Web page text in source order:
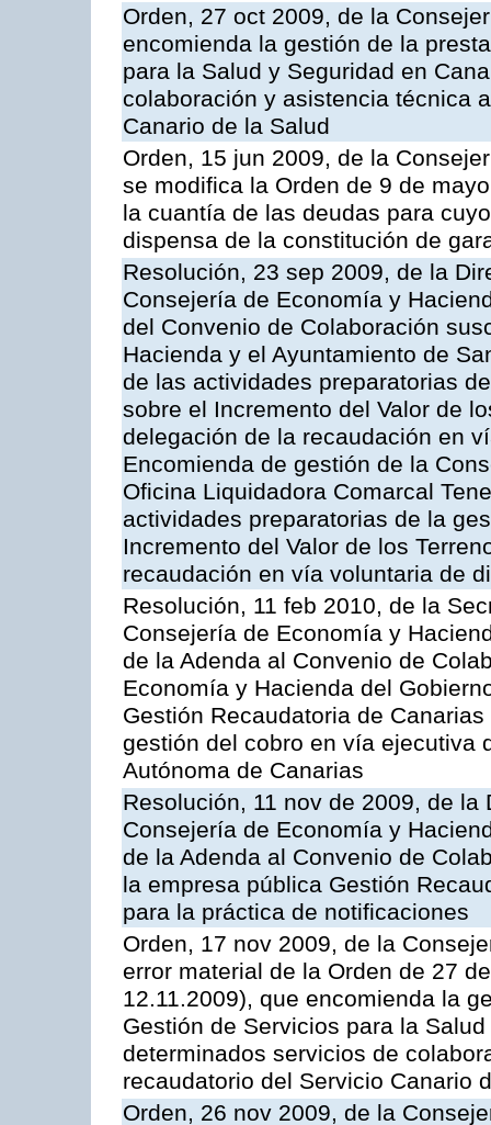
Orden, 27 oct 2009, de la
encomienda la gestión de la
para la Salud y Seguridad en
colaboración y asistencia técnica
Canario de la Salud
Orden, 15 jun 2009, de la
se modifica la Orden de 9 de
la cuantía de las deudas para
dispensa de la constitución de
Resolución, 23 sep 2009, de la
Consejería de Economía y
del Convenio de Colaboración
Hacienda y el Ayuntamiento de
de las actividades preparatorias
sobre el Incremento del Valor de
delegación de la recaudación en
Encomienda de gestión de la
Oficina Liquidadora Comarcal
actividades preparatorias de la
Incremento del Valor de los
recaudación en vía voluntaria de
Resolución, 11 feb 2010, de la
Consejería de Economía y
de la Adenda al Convenio de
Economía y Hacienda del
Gestión Recaudatoria de
gestión del cobro en vía ejecutiva
Autónoma de Canarias
Resolución, 11 nov de 2009, de
Consejería de Economía y
de la Adenda al Convenio de
la empresa pública Gestión
para la práctica de notificaciones
Orden, 17 nov 2009, de la
error material de la Orden de 27
12.11.2009), que encomienda la
Gestión de Servicios para la
determinados servicios de
recaudatorio del Servicio Canario
Orden, 26 nov 2009, de la